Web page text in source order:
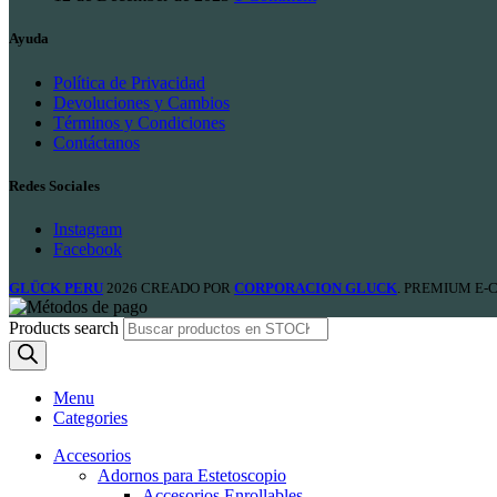
Ayuda
Política de Privacidad
Devoluciones y Cambios
Términos y Condiciones
Contáctanos
Redes Sociales
Instagram
Facebook
GLÜCK PERU 2026 CREADO POR CORPORACION GLUCK . PREMIUM E-
Products search
Menu
Categories
Accesorios
Adornos para Estetoscopio